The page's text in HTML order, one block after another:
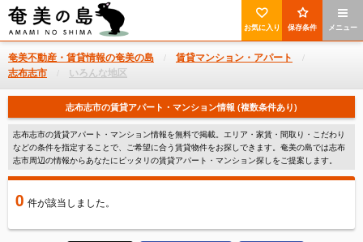
メニュー
保存条件
お気に入り
奄美不動産・賃貸情報の奄美の島
賃貸マンション・アパート
志布志市
いろんな地区
志布志市の賃貸アパート・マンション情報 (複数条件あり)
志布志市の賃貸アパート・マンション情報を無料で掲載。エリア・家賃・間取り・こだわり
などの条件を指定することで、ご希望に合う賃貸物件をお探しできます。奄美の島では志布
志市周辺の情報からあなたにピッタリの賃貸アパート・マンション探しをご提案します。
0 件が該当しました。